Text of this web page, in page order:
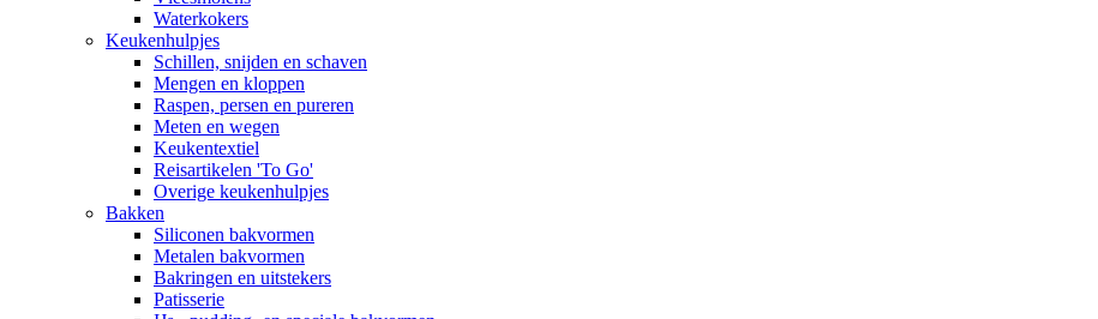
Waterkokers
Keukenhulpjes
Schillen, snijden en schaven
Mengen en kloppen
Raspen, persen en pureren
Meten en wegen
Keukentextiel
Reisartikelen 'To Go'
Overige keukenhulpjes
Bakken
Siliconen bakvormen
Metalen bakvormen
Bakringen en uitstekers
Patisserie